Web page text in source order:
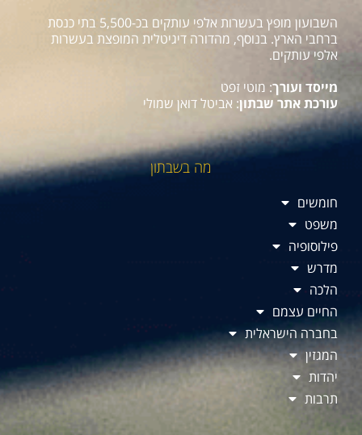
השבועון מופץ בעשרות אלפי עותקים בכ-5,500 בתי כנסת
ברחבי הארץ. בנוסף, מהדורה דיגיטלית המופצת בעשרות
אלפי עותקים.
מייסד ועורך: מוטי זפט
עורכת אתר שבתון: אביטל דואן שמולי
מה בשבתון
חומשים
משפט
פילוסופיה
מדרש
הלכה
החיים עצמם
בחברה הישראלית
המגזין
יהדות
תרבות